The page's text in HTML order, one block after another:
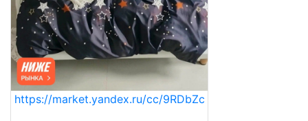
https://market.yandex.ru/cc/9RDbZc